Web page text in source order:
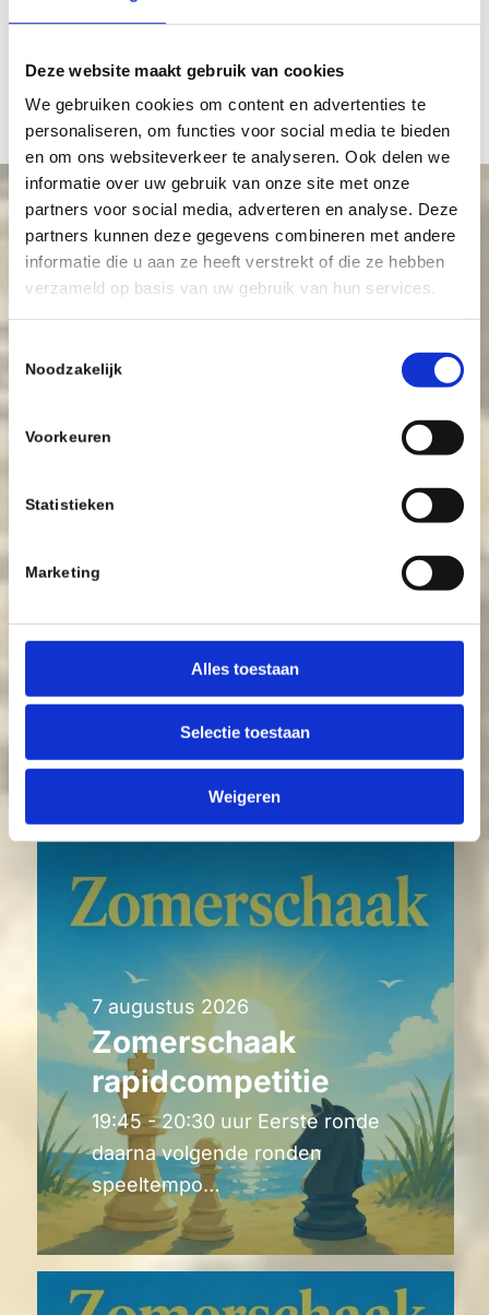
Deze website maakt gebruik van cookies
We gebruiken cookies om content en advertenties te
personaliseren, om functies voor social media te bieden
en om ons websiteverkeer te analyseren. Ook delen we
informatie over uw gebruik van onze site met onze
partners voor social media, adverteren en analyse. Deze
partners kunnen deze gegevens combineren met andere
informatie die u aan ze heeft verstrekt of die ze hebben
verzameld op basis van uw gebruik van hun services.
Noodzakelijk
Voorkeuren
Statistieken
Marketing
Alles toestaan
Selectie toestaan
Weigeren
Meer nieuws
Zwols
Schaakgenootschap
events
7 augustus 2026
schaaktraining
7 augustus 2026
Zomerschaak
rapidcompetitie
19:45 - 20:30 uur Eerste ronde
daarna volgende ronden
speeltempo…